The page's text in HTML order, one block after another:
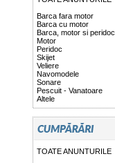
Barca fara motor
Barca cu motor
Barca, motor si peridoc
Motor
Peridoc
Skijet
Veliere
Navomodele
Sonare
Pescuit - Vanatoare
Altele
TOATE ANUNTURILE